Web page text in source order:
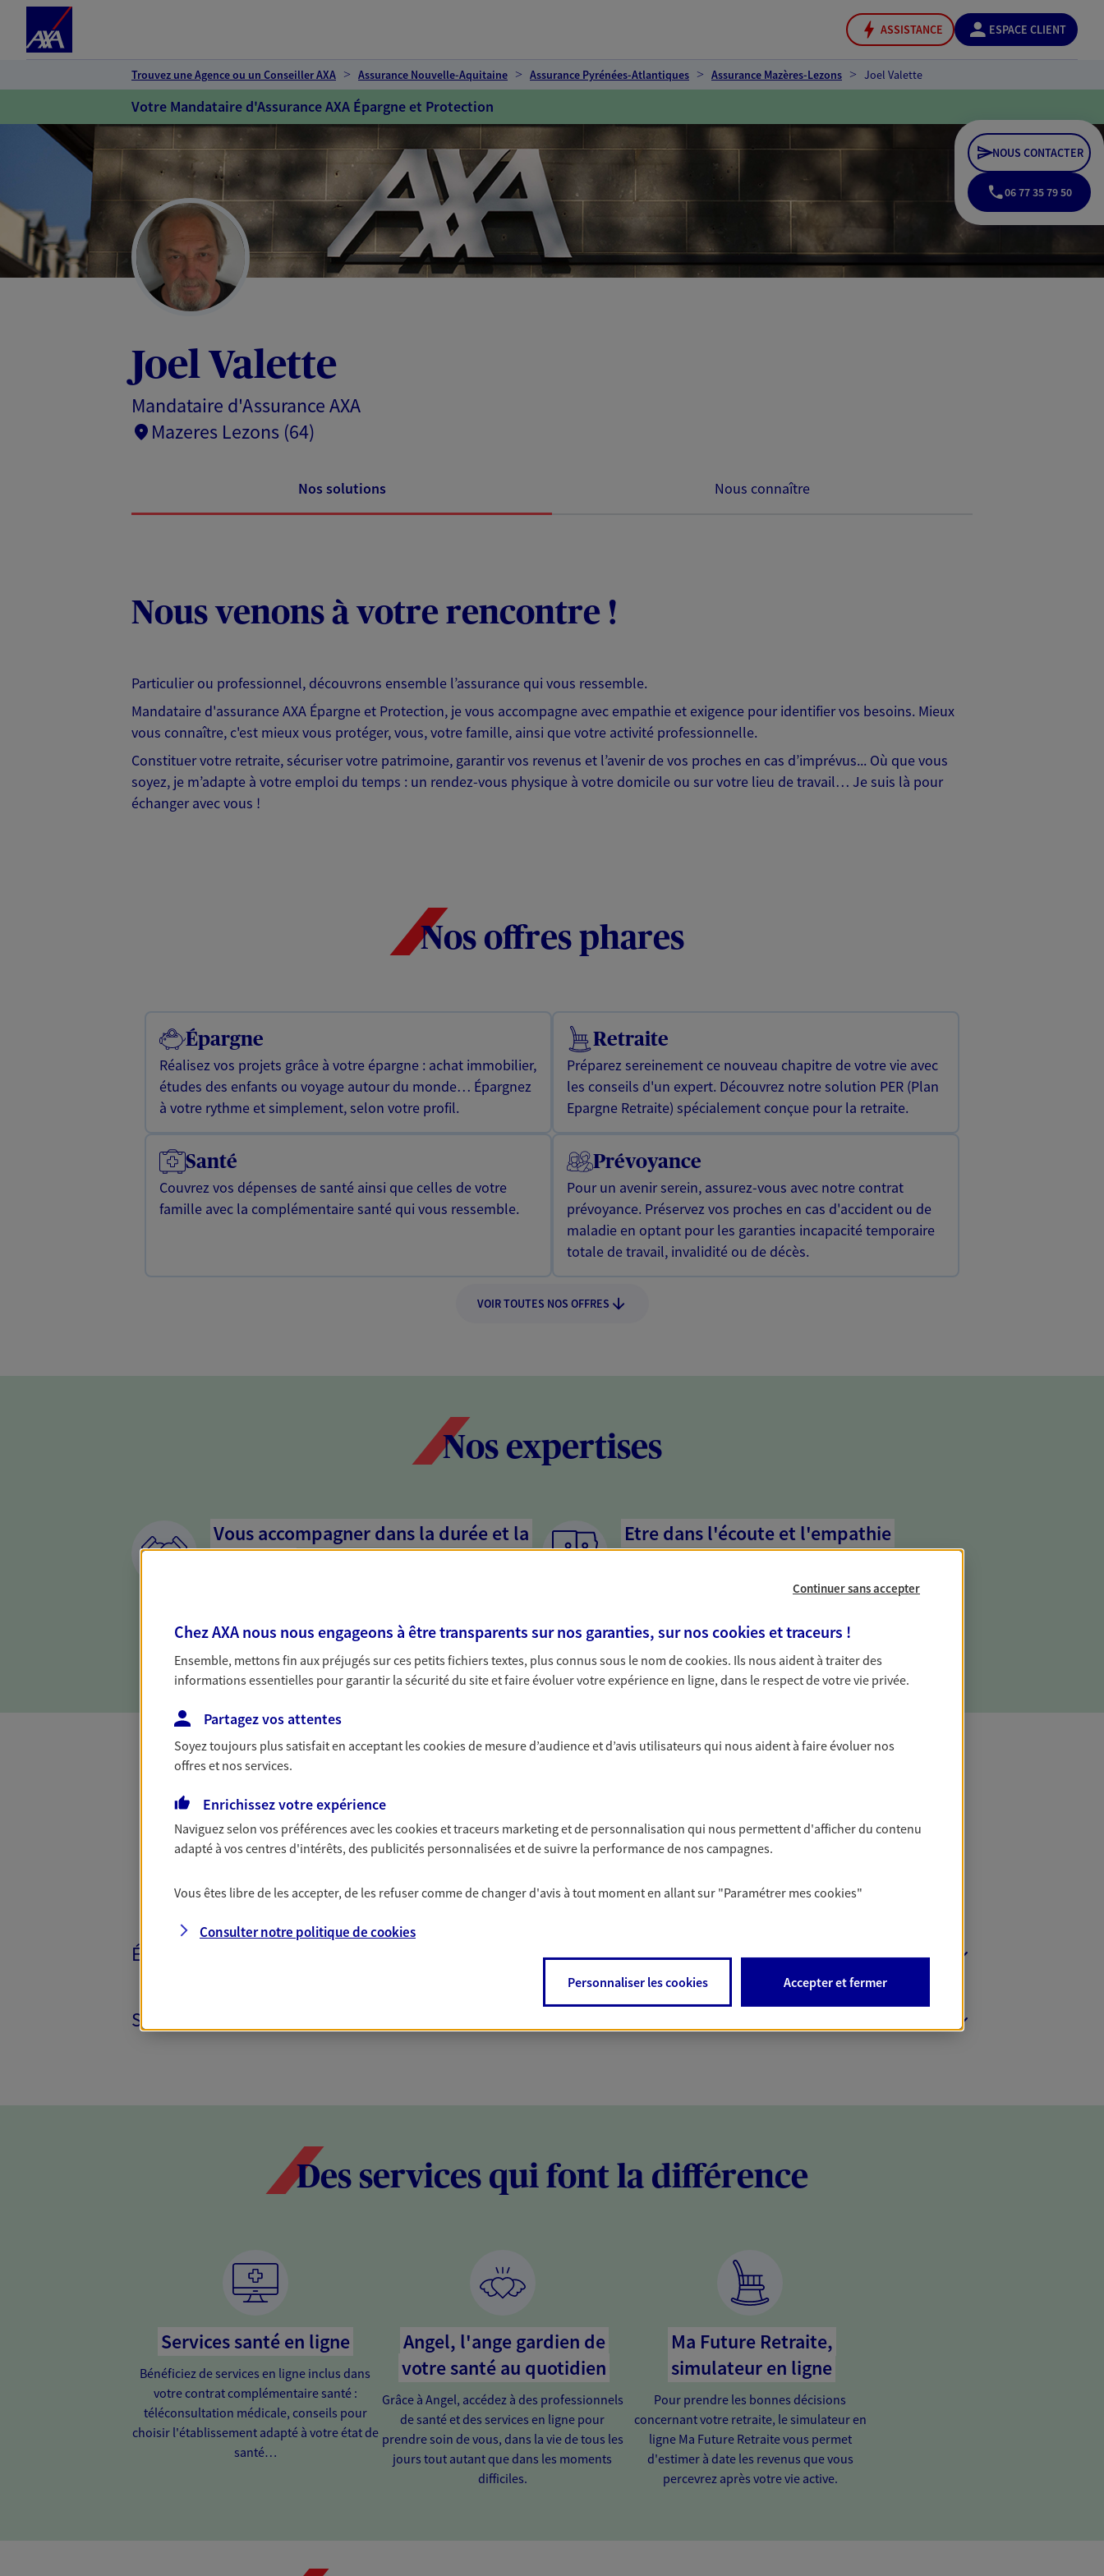
ASSISTANCE ESPACE CLIENT
Trouvez une Agence ou un Conseiller AXA Assurance Nouvelle-Aquitaine Assurance Pyrénées-Atlantiques Assurance Mazères-Lezons Joel Valette
Votre Mandataire d'Assurance AXA Épargne et Protection
Joel Valette
Mandataire d'Assurance AXA
Mazeres Lezons (64)
NOUS CONTACTER
06 77 35 79 50
Nos solutions Nous connaître
Nous venons à votre rencontre !
Particulier ou professionnel, découvrons ensemble l’assurance qui vous ressemble.
Mandataire d'assurance AXA Épargne et Protection, je vous accompagne avec empathie et exigence pour identifier vos besoins. Mieux
vous connaître, c'est mieux vous protéger, vous, votre famille, ainsi que votre activité professionnelle.
Constituer votre retraite, sécuriser votre patrimoine, garantir vos revenus et l’avenir de vos proches en cas d’imprévus... Où que vous
soyez, je m’adapte à votre emploi du temps : un rendez-vous physique à votre domicile ou sur votre lieu de travail… Je suis là pour
échanger avec vous !
Nos offres phares
Épargne
Réalisez vos projets grâce à votre épargne : achat immobilier,
études des enfants ou voyage autour du monde… Épargnez
à votre rythme et simplement, selon votre profil.
Retraite
Préparez sereinement ce nouveau chapitre de votre vie avec
les conseils d'un expert. Découvrez notre solution PER (Plan
Epargne Retraite) spécialement conçue pour la retraite.
Santé
Couvrez vos dépenses de santé ainsi que celles de votre
famille avec la complémentaire santé qui vous ressemble.
Prévoyance
Pour un avenir serein, assurez-vous avec notre contrat
prévoyance. Préservez vos proches en cas d'accident ou de
maladie en optant pour les garanties incapacité temporaire
totale de travail, invalidité ou de décès.
VOIR TOUTES NOS OFFRES
Nos expertises
Vous accompagner dans la durée et la
confiance
la confiance et la proximité. C'est en apprenant à vous
Etre dans l'écoute et l'empathie
mandataires mettent l'empathie au cœur de leurs échanges
en cas de difficultés.
ÉPARGNE ET RETRAITE
SANTÉ ET PRÉVOYANCE
Des services qui font la différence
Services santé en ligne
Bénéficiez de services en ligne inclus dans
votre contrat complémentaire santé :
téléconsultation médicale, conseils pour
choisir l'établissement adapté à votre état de
santé…
Angel, l'ange gardien de
votre santé au quotidien
Grâce à Angel, accédez à des professionnels
de santé et des services en ligne pour
prendre soin de vous, dans la vie de tous les
jours tout autant que dans les moments
difficiles.
Ma Future Retraite,
simulateur en ligne
Pour prendre les bonnes décisions
concernant votre retraite, le simulateur en
ligne Ma Future Retraite vous permet
d'estimer à date les revenus que vous
percevrez après votre vie active.
Continuer sans accepter
Chez AXA nous nous engageons à être transparents sur nos garanties, sur nos cookies et traceurs !
Ensemble, mettons fin aux préjugés sur ces petits fichiers textes, plus connus sous le nom decookies. Ils nous aident à traiter des
informations essentielles pour garantir la sécurité du site et faire évoluer votre expérience en ligne, dans le respect de votre vie privée.
Partagez vos attentes
Soyez toujours plus satisfait en acceptant lescookiesde mesure d’audience et d’avis utilisateurs qui nous aident à faire évoluer nos
offres et nos services.
Enrichissez votre expérience
Naviguez selon vos préférences avec lescookies et traceurs marketing et de personnalisation qui nous permettent d'afficher du contenu
adapté à vos centres d'intérêts, des publicités personnalisées et de suivre la performance de nos campagnes.
Vous êtes libre de les accepter, de les refuser comme de changer d'avis à tout moment en allant sur "Paramétrer mescookies"
Consulter notre politique decookies
Personnaliser les cookies Accepter et fermer